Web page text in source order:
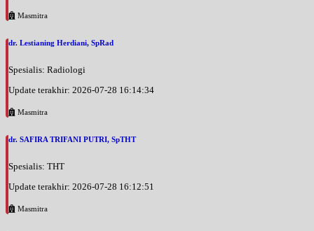
Masmitra
dr. Lestianing Herdiani, SpRad
Spesialis: Radiologi
Update terakhir: 2026-07-28 16:14:34
Masmitra
dr. SAFIRA TRIFANI PUTRI, SpTHT
Spesialis: THT
Update terakhir: 2026-07-28 16:12:51
Masmitra